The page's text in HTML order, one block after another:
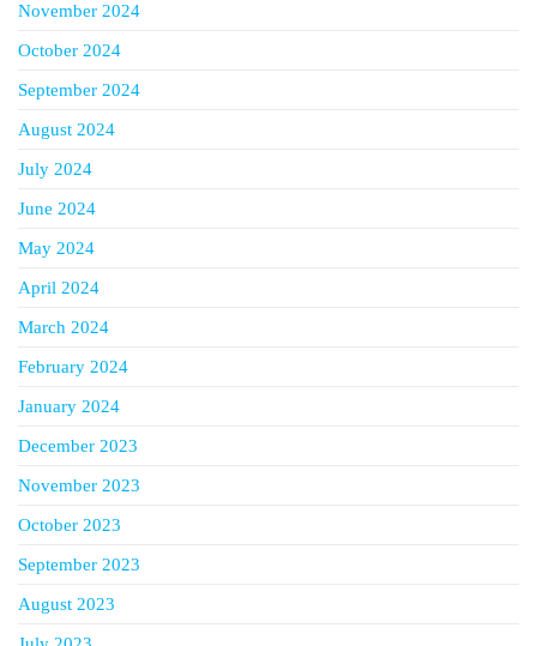
November 2024
October 2024
September 2024
August 2024
July 2024
June 2024
May 2024
April 2024
March 2024
February 2024
January 2024
December 2023
November 2023
October 2023
September 2023
August 2023